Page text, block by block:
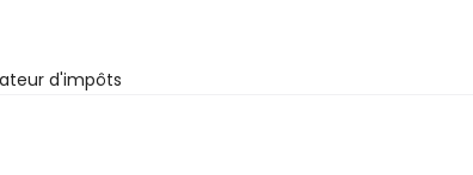
d'impôts